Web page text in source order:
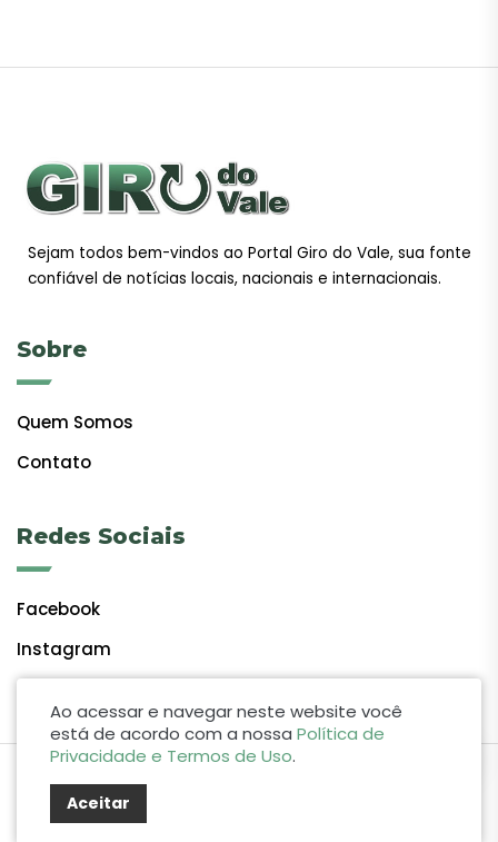
Sejam todos bem-vindos ao Portal Giro do Vale, sua fonte
confiável de notícias locais, nacionais e internacionais.
Sobre
Quem Somos
Contato
Redes Sociais
Facebook
Instagram
© 2024 Giro do Vale. Todos os direitos reservados.
Ao acessar e navegar neste website você
está de acordo com a nossa Política de
Privacidade e Termos de Uso.
Aceitar